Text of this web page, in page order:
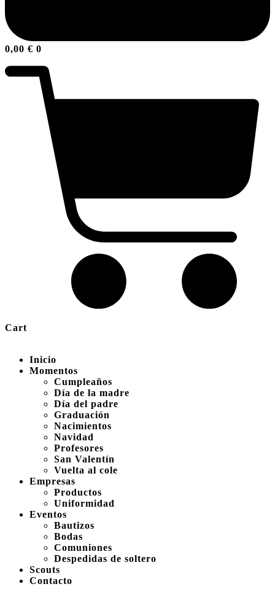
0,00 € 0
Cart
Inicio
Momentos
Cumpleaños
Día de la madre
Día del padre
Graduación
Nacimientos
Navidad
Profesores
San Valentín
Vuelta al cole
Empresas
Productos
Uniformidad
Eventos
Bautizos
Bodas
Comuniones
Despedidas de soltero
Scouts
Contacto